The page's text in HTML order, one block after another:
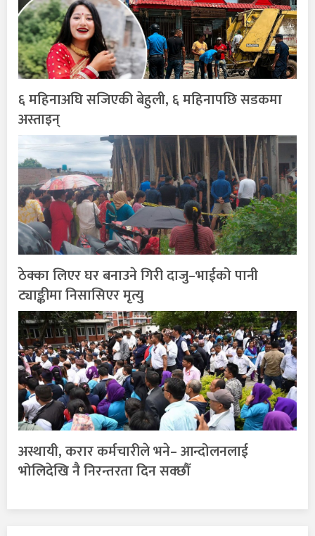
६ महिनाअघि सजिएकी बेहुली, ६ महिनापछि सडकमा
अस्ताइन्
ठेक्का लिएर घर बनाउने गिरी दाजु–भाईको पानी
ट्याङ्कीमा निसासिएर मृत्यु
अस्थायी, करार कर्मचारीले भने– आन्दोलनलाई
भोलिदेखि नै निरन्तरता दिन सक्छौँ